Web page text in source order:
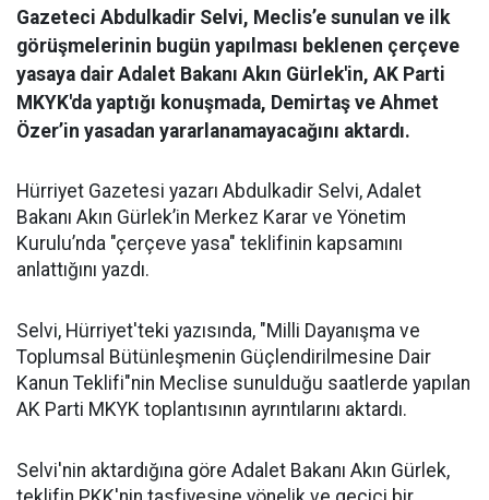
Gazeteci Abdulkadir Selvi, Meclis’e sunulan ve ilk
görüşmelerinin bugün yapılması beklenen çerçeve
yasaya dair Adalet Bakanı Akın Gürlek'in, AK Parti
MKYK'da yaptığı konuşmada, Demirtaş ve Ahmet
Özer’in yasadan yararlanamayacağını aktardı.
Hürriyet Gazetesi yazarı Abdulkadir Selvi, Adalet
Bakanı Akın Gürlek’in Merkez Karar ve Yönetim
Kurulu’nda "çerçeve yasa" teklifinin kapsamını
anlattığını yazdı.
Selvi, Hürriyet'teki yazısında, "Milli Dayanışma ve
Toplumsal Bütünleşmenin Güçlendirilmesine Dair
Kanun Teklifi"nin Meclise sunulduğu saatlerde yapılan
AK Parti MKYK toplantısının ayrıntılarını aktardı.
Selvi'nin aktardığına göre Adalet Bakanı Akın Gürlek,